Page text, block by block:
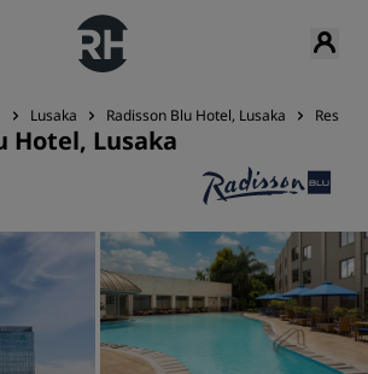
Lusaka Radisson Blu Hotel, Lusaka
Hotel, Lusaka